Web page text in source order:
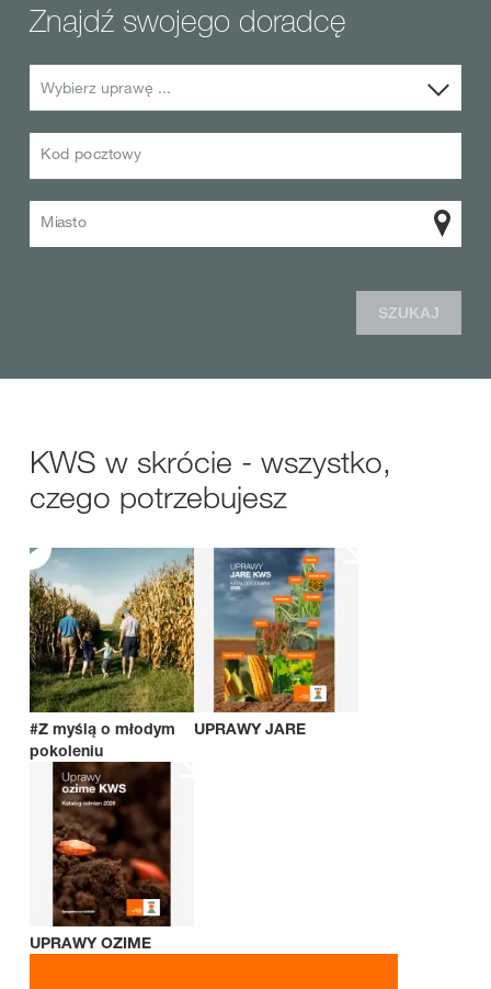
Znajdź swojego doradcę
Wybierz uprawę ...
Kod pocztowy
Miasto
SZUKAJ
KWS w skrócie - wszystko,
czego potrzebujesz
#Z myślą o młodym
pokoleniu
UPRAWY JARE
UPRAWY OZIME